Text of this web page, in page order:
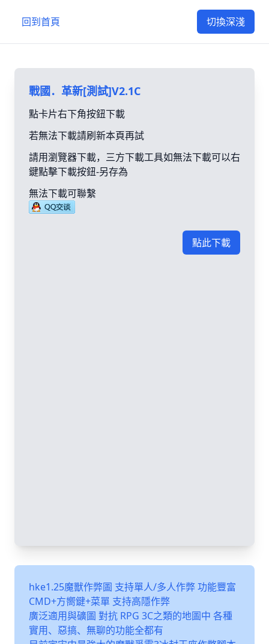
回到首頁 切換深淺
戰國．革新[測試]V2.1C
點卡片右下角按鈕下載
若無法下載請刷新本頁再試
請用瀏覽器下載，三方下載工具如無法下載可以右
鍵點擊下載按鈕-另存為
無法下載可聯繫
點此下載
hke1.25魔獸作弊圖 支持單人/多人作弊 功能豐富
CMD+方嚮鍵+菜單 支持高隱作弊
廣泛適用與礦圖 對抗 RPG 3C之類的地圖中 各種
實用、惡搞、無聊的功能全都有